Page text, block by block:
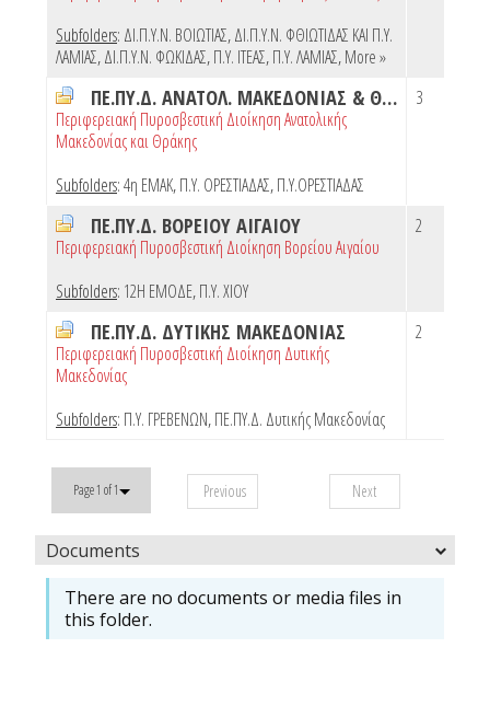
Subfolders: ΔΙ.Π.Υ.Ν. ΒΟΙΩΤΙΑΣ,ΔΙ.Π.Υ.Ν. ΦΘΙΩΤΙΔΑΣ ΚΑΙ Π.Υ.
ΛΑΜΙΑΣ,ΔΙ.Π.Υ.Ν. ΦΩΚΙΔΑΣ,Π.Υ. ΙΤΕΑΣ,Π.Υ. ΛΑΜΙΑΣ,More »
ΠΕ.ΠΥ.Δ. ΑΝΑΤΟΛ. ΜΑΚΕΔΟΝΙΑΣ & ΘΡΑΚΗΣ
Περιφερειακή Πυροσβεστική Διοίκηση Ανατολικής
Μακεδονίας και Θράκης
Subfolders:4η ΕΜΑΚ,Π.Υ. ΟΡΕΣΤΙΑΔΑΣ,Π.Υ.ΟΡΕΣΤΙΑΔΑΣ
3
ΠΕ.ΠΥ.Δ. ΒΟΡΕΙΟΥ ΑΙΓΑΙΟΥ
Περιφερειακή Πυροσβεστική Διοίκηση Βορείου Αιγαίου
Subfolders: 12Η ΕΜΟΔΕ,Π.Υ. ΧΙΟΥ
2
ΠΕ.ΠΥ.Δ. ΔΥΤΙΚΗΣ ΜΑΚΕΔΟΝΙΑΣ
Περιφερειακή Πυροσβεστική Διοίκηση Δυτικής
Μακεδονίας
Subfolders: Π.Υ. ΓΡΕΒΕΝΩΝ,ΠΕ.ΠΥ.Δ. Δυτικής Μακεδονίας
2
Page 1 of 1 Previous Next
Documents
There are no documents or media files in
this folder.